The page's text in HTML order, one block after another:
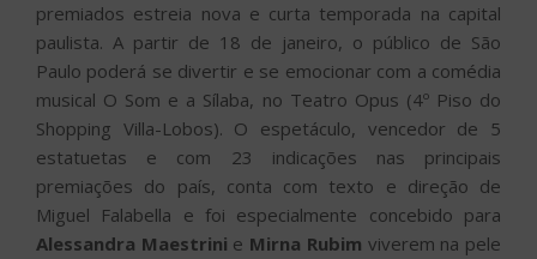
premiados estreia nova e curta temporada na capital
paulista. A partir de 18 de janeiro, o público de São
Paulo poderá se divertir e se emocionar com a comédia
musical O Som e a Sílaba, no Teatro Opus (4º Piso do
Shopping Villa-Lobos). O espetáculo, vencedor de 5
estatuetas e com 23 indicações nas principais
premiações do país, conta com texto e direção de
Miguel Falabella e foi especialmente concebido para
Alessandra Maestrini e Mirna Rubim viverem na pele